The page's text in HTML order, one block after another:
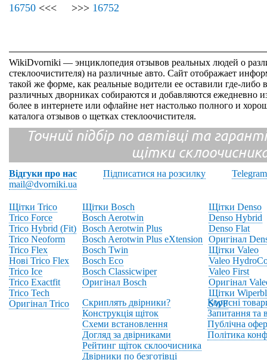
16750 <<< >>> 16752
WikiDvorniki — энциклопедия отзывов реальных людей о
стеклоочистителя) на различные авто. Сайт отображает
такой же форме, как реальные водители ее оставили где-либо
различных дворниках собираются и добавляются ежедневно
более в интернете или офлайне нет настолько полного и
каталога отзывов о щетках стеклоочистителя.
Точний підбір по автівці та
щітки
Відгуки про нас Підписатися на розсилку
Telegram
mail@dvorniki.ua
Щітки Trico
Trico Force
Trico Hybrid (Fit)
Trico Neoform
Trico Flex
Нові Trico Flex
Trico Ice
Trico Exactfit
Trico Tech
Оригінал Trico
Щітки Bosch
Bosch Aerotwin
Bosch Aerotwin Plus
Bosch Aerotwin Plus eXtension
Bosch Twin
Bosch Eco
Bosch Classicwiper
Оригінал Bosch
Щітки Denso
Denso Hybrid
Denso Flat
Оригінал
Щітки Valeo
Valeo
Valeo First
Оригінал
Щітки
SWF
Скриплять двірники?
Конструкція щіток
Схеми встановлення
Догляд за двірниками
Рейтинг щіток склоочисника
Двірники по безготівці
Корисні
Запитання та
Публічна
Політика